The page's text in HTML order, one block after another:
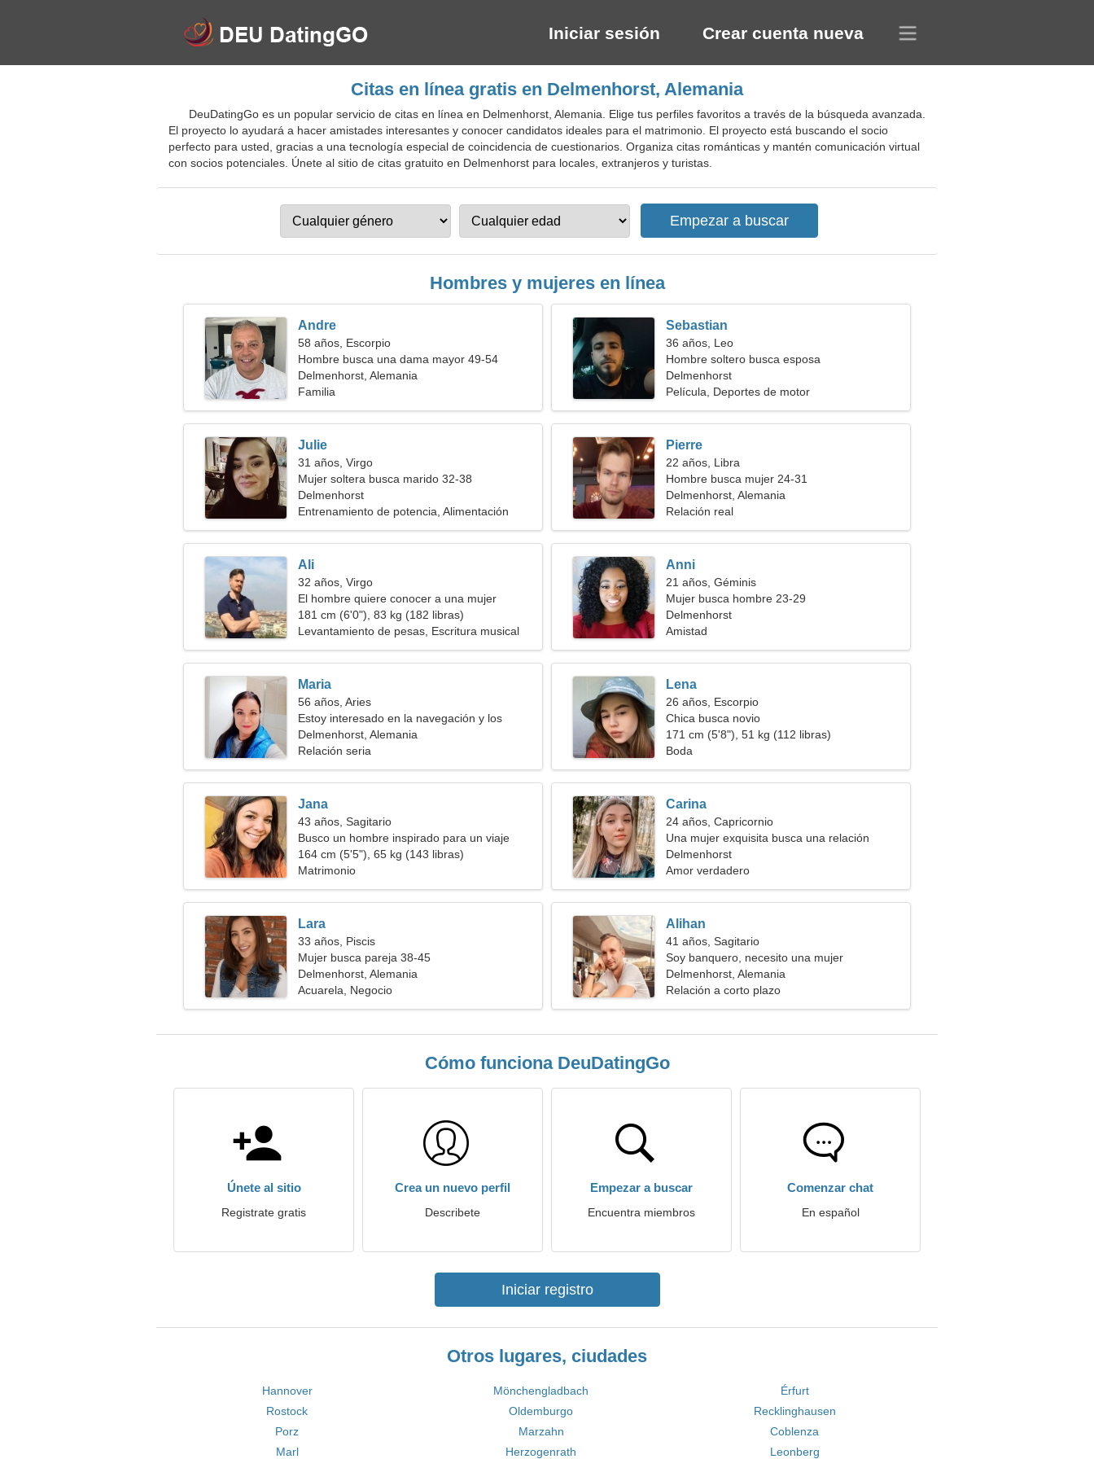
Iniciar sesión Crear cuenta nueva
Citas en línea gratis en Delmenhorst, Alemania
DeuDatingGo es un popular servicio de citas en línea en Delmenhorst, Alemania. Elige tus perfiles favoritos a través de la búsqueda avanzada.
El proyecto lo ayudará a hacer amistades interesantes y conocer candidatos ideales para el matrimonio. El proyecto está buscando el socio
perfecto para usted, gracias a una tecnología especial de coincidencia de cuestionarios. Organiza citas románticas y mantén comunicación virtual
con socios potenciales. Únete al sitio de citas gratuito en Delmenhorst para locales, extranjeros y turistas.
Hombres y mujeres en línea
Andre
58 años, Escorpio
Hombre busca una dama mayor 49-54
Delmenhorst, Alemania
Familia
Sebastian
36 años, Leo
Hombre soltero busca esposa
Delmenhorst
Película, Deportes de motor
Julie
31 años, Virgo
Mujer soltera busca marido 32-38
Delmenhorst
Entrenamiento de potencia, Alimentación
saludable
Pierre
22 años, Libra
Hombre busca mujer 24-31
Delmenhorst, Alemania
Relación real
Ali
32 años, Virgo
El hombre quiere conocer a una mujer
181 cm (6'0"), 83 kg (182 libras)
Levantamiento de pesas, Escritura musical
Anni
21 años, Géminis
Mujer busca hombre 23-29
Delmenhorst
Amistad
Maria
56 años, Aries
Estoy interesado en la navegación y los
videojuegos
Delmenhorst, Alemania
Relación seria
Lena
26 años, Escorpio
Chica busca novio
171 cm (5'8"), 51 kg (112 libras)
Boda
Jana
43 años, Sagitario
Busco un hombre inspirado para un viaje
conjunto
164 cm (5'5"), 65 kg (143 libras)
Matrimonio
Carina
24 años, Capricornio
Una mujer exquisita busca una relación
amorosa
Delmenhorst
Amor verdadero
Lara
33 años, Piscis
Mujer busca pareja 38-45
Delmenhorst, Alemania
Acuarela, Negocio
Alihan
41 años, Sagitario
Soy banquero, necesito una mujer
encantadora
Delmenhorst, Alemania
Relación a corto plazo
Cómo funciona DeuDatingGo
Únete al sitio
Registrate gratis
Crea un nuevo perfil
Describete
Empezar a buscar
Encuentra miembros
Comenzar chat
En español
Iniciar registro
Otros lugares, ciudades
Hannover Mönchengladbach
Érfurt
Rostock
Oldemburgo
Recklinghausen
Porz
Marzahn
Coblenza
Marl
Herzogenrath Leonberg